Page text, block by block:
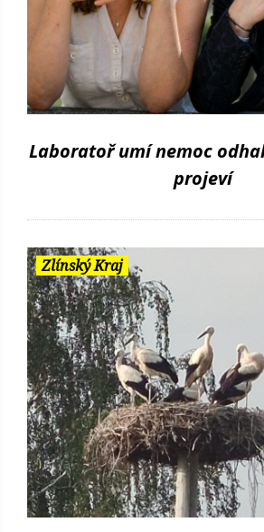
Laboratoř umí nemoc
projeví
Zlínský Kraj